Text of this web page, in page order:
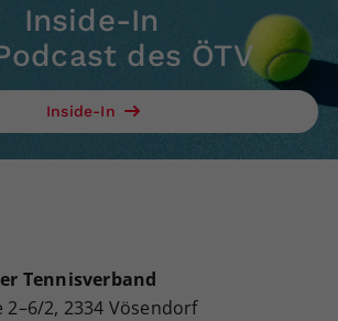
Inside-In
des ÖTV
Inside-In
Tennisverband
2–6/2, 2334 Vösendorf